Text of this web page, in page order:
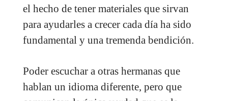
el hecho de tener materiales que sirvan
para ayudarles a crecer cada día ha sido
fundamental y una tremenda bendición.
Poder escuchar a otras hermanas que
hablan un idioma diferente, pero que